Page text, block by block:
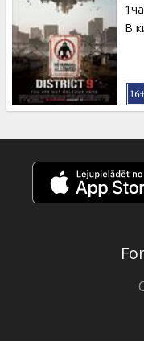
Кинозакуски
B2B
Клуб
В